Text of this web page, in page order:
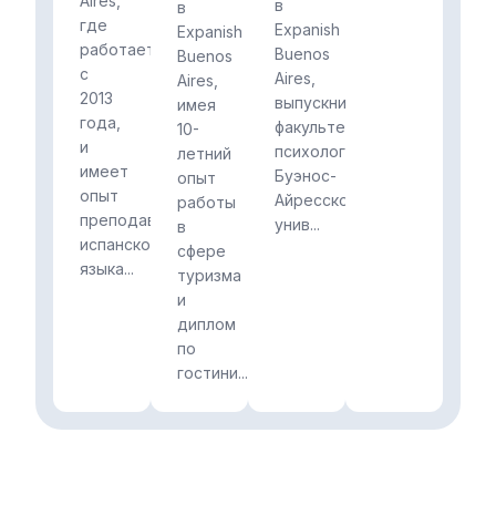
где
работает
с
2013
года,
и
имеет
опыт
преподавания
испанского
языка...
в
Expanish
Buenos
Aires,
имея
10-
летний
опыт
работы
в
сфере
туризма
и
диплом
по
гостини...
в
Expanish
Buenos
Aires,
выпускница
факультета
психологии
Буэнос-
Айресского
унив...